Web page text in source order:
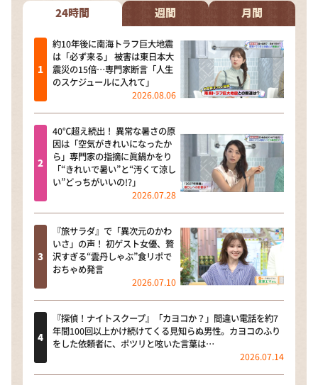
本日はダイアンなり！シーズン２
朝だ！生です旅サラダ
教えて！ニュースライブ 正義のミカタ
ＬＩＦＥ～夢のカタチ～
新婚さんいらっしゃい！
ポツンと一軒家
ザキ山小屋本館
ぺこぱのまるスポ
24時間 週間 月間
約10年後に南海トラフ巨大地震
は「必ず来る」 被害は東日本大
震災の15倍…専門家断言「人生
のスケジュールに入れて」
2026.08.06
40℃超え続出！ 異常な暑さの原
因は「空気がきれいになったか
ら」専門家の指摘に眞鍋かをり
「“きれいで暑い”と“汚くて涼し
い”どっちがいいの!?」
2026.07.28
『旅サラダ』で「異次元のかわ
いさ」の声！ 初ゲスト女優、贅
沢すぎる“雲丹しゃぶ”食リポで
おちゃめ発言
2026.07.10
『探偵！ナイトスクープ』「カヨコか？」間違い電話を約7
年間100回以上かけ続けてくる見知らぬ男性。カヨコのふり
をした依頼者に、ポツリと呟いた言葉は…
2026.07.14